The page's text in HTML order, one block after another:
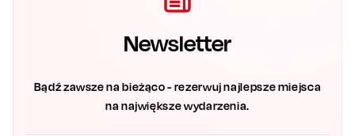
Newsletter
Bądź zawsze na bieżąco - rezerwuj najlepsze miejsca
na największe wydarzenia.